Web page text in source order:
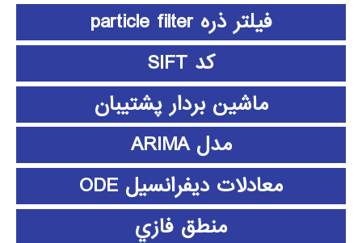
فیلتر ذره particle filter
کد SIFT
ماشین بردار پشتیبان
مدل ARIMA
معادلات دیفرانسیل ODE
منطق فازي